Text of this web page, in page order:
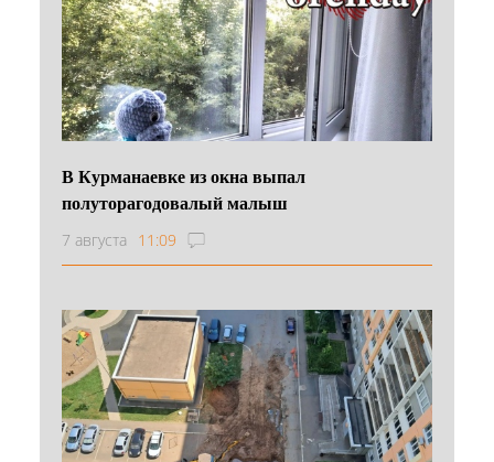
В Курманаевке из окна выпал
полуторагодовалый малыш
7 августа 11:09